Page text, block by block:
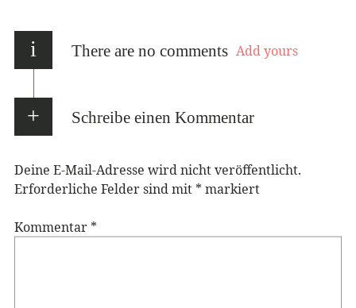
i There are no comments Add yours
Schreibe einen Kommentar
Deine E-Mail-Adresse wird nicht veröffentlicht.
Erforderliche Felder sind mit * markiert
Kommentar *